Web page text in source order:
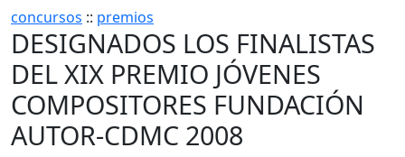
concursos :: premios
DESIGNADOS LOS FINALISTAS
DEL XIX PREMIO JÓVENES
COMPOSITORES FUNDACIÓN
AUTOR-CDMC 2008